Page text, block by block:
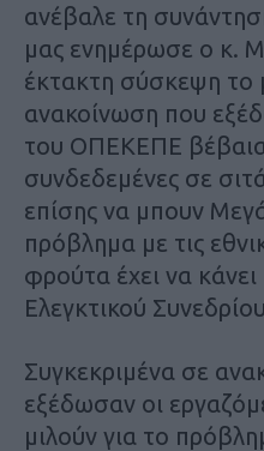
ανέβαλε τη
μας ενημέρωσε ο κ.
έκτακτη σύσκεψη το
ανακοίνωση που
του ΟΠΕΚΕΠΕ βέβαια
συνδεδεμένες σε
επίσης να μπουν
πρόβλημα με τις
φρούτα έχει να κάνει
Ελεγκτικού Συνεδρίου
Συγκεκριμένα σε
εξέδωσαν οι
μιλούν για το